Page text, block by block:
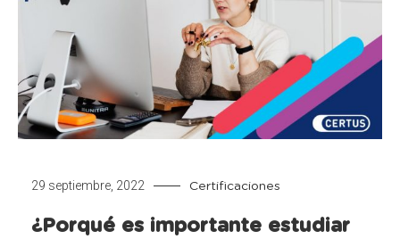
29 septiembre, 2022 Certificaciones
¿Porqué es importante estudiar